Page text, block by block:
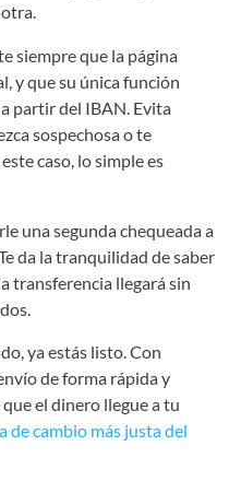
siempre que la página
y que su única función
partir del IBAN. Evita
sospechosa o te
caso, lo simple es
una segunda chequeada a
da la tranquilidad de saber
transferencia llegará sin
ya estás listo. Con
de forma rápida y
el dinero llegue a tu
de cambio más justa del